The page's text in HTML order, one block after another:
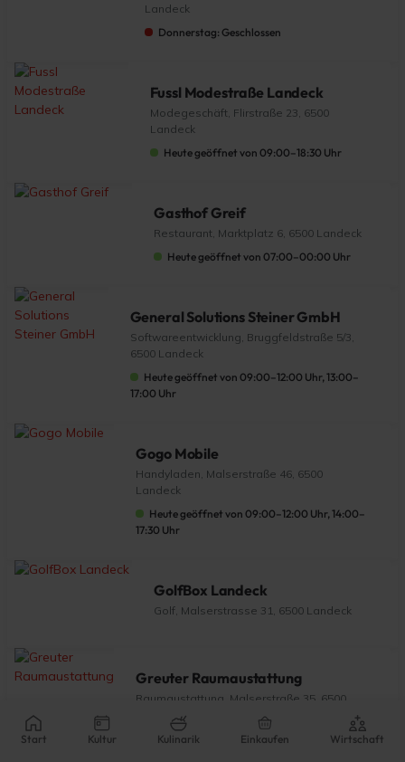
Landeck
Donnerstag: Geschlossen
Fussl Modestraße Landeck
Modegeschäft, Flirstraße 23, 6500
Landeck
Heute geöffnet von 09:00–18:30 Uhr
Gasthof Greif
Restaurant, Marktplatz 6, 6500 Landeck
Heute geöffnet von 07:00–00:00 Uhr
General Solutions Steiner GmbH
Softwareentwicklung, Bruggfeldstraße 5/3,
6500 Landeck
Heute geöffnet von 09:00–12:00 Uhr, 13:00–
17:00 Uhr
Gogo Mobile
Handyladen, Malserstraße 46, 6500
Landeck
Heute geöffnet von 09:00–12:00 Uhr, 14:00–
17:30 Uhr
GolfBox Landeck
Golf, Malserstrasse 31, 6500 Landeck
Greuter Raumaustattung
Raumaustattung, Malserstraße 35, 6500
Heute geöffnet von 09:00–12:00 Uhr, 14:00–
Start Kultur Kulinarik Einkaufen Wirtschaft